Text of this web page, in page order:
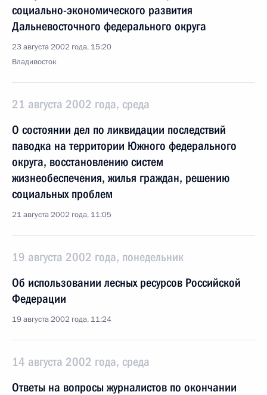
социально-экономического развития
Дальневосточного федерального округа
23 августа 2002 года, 15:20
Владивосток
21 августа 2002 года, среда
О состоянии дел по ликвидации последствий
паводка на территории Южного федерального
округа, восстановлению систем
жизнеобеспечения, жилья граждан, решению
социальных проблем
21 августа 2002 года, 11:05
19 августа 2002 года, понедельник
Об использовании лесных ресурсов Российской
Федерации
19 августа 2002 года, 11:24
14 августа 2002 года, среда
Ответы на вопросы журналистов по окончании